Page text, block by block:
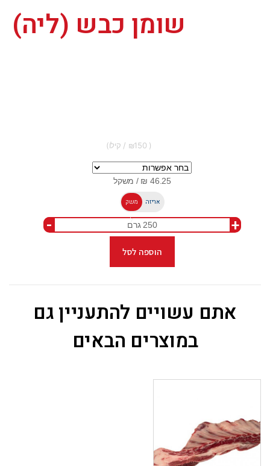
שומן כבש (ליה)
150
משק
ל
אריזה
+
-
הוספה לסל
אתם עשויים להתעניין גם
במוצרים הבאים